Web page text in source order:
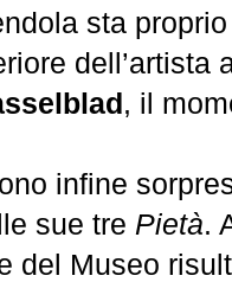
sta
, il
infine
sue tre Pietà.
del Museo